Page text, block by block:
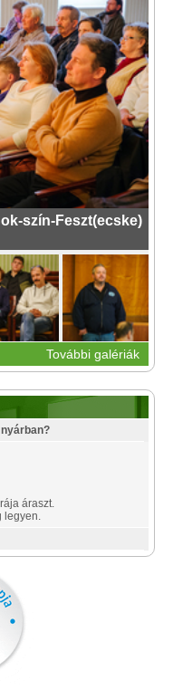
szín-Feszt(ecske)
További galériák
áraszt.
legyen.